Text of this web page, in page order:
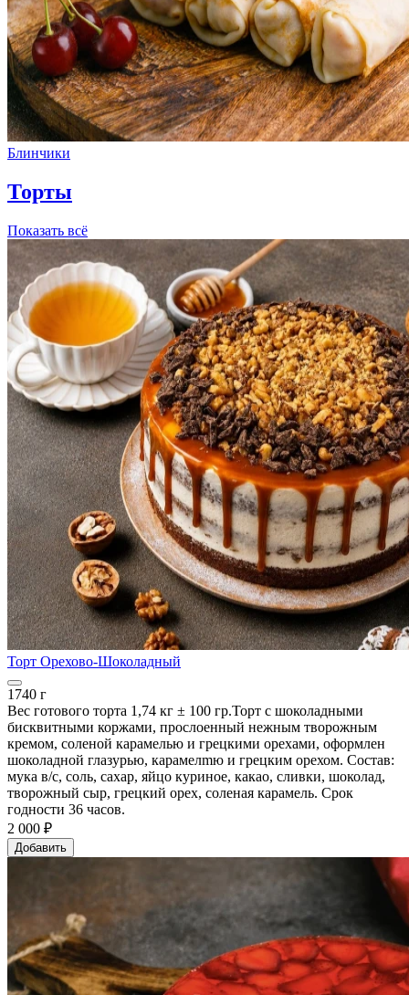
Блинчики
Торты
Показать всё
Торт Орехово-Шоколадный
1740 г
Вес готового торта 1,74 кг ± 100 гр.Торт с шоколадными
бисквитными коржами, прослоенный нежным творожным
кремом, соленой карамелью и грецкими орехами, оформлен
шоколадной глазурью, карамелmю и грецким орехом. Состав:
мука в/с, соль, сахар, яйцо куриное, какао, сливки, шоколад,
творожный сыр, грецкий орех, соленая карамель. Срок
годности 36 часов.
2 000 ₽
Добавить